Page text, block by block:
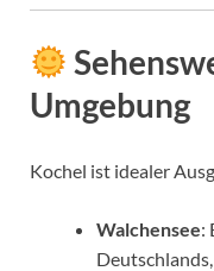
Umgebung
Kochel ist idealer
Walchensee: